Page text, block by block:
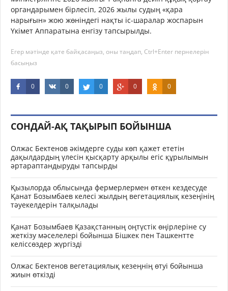
органдарымен бірлесіп, 2026 жылы судың «қара
нарығын» жою жөніндегі нақты іс-шаралар жоспарын
Үкімет Аппаратына енгізу тапсырылды.
Егер мәтінде қате байқасаңыз, оны таңдап, Ctrl+Enter пернелерін
басыңыз
0 0 0 0 0
СОНДАЙ-АҚ ТАҚЫРЫП БОЙЫНША
Олжас Бектенов әкімдерге суды көп қажет ететін
дақылдардың үлесін қысқарту арқылы егіс құрылымын
әртараптандыруды тапсырды
Қызылорда облысында фермерлермен өткен кездесуде
Қанат Бозымбаев келесі жылдың вегетациялық кезеңінің
тәуекелдерін талқылады
Қанат Бозымбаев Қазақстанның оңтүстік өңірлеріне су
жеткізу мәселелері бойынша Бішкек пен Ташкентте
келіссөздер жүргізді
Олжас Бектенов вегетациялық кезеңнің өтуі бойынша
жиын өткізді